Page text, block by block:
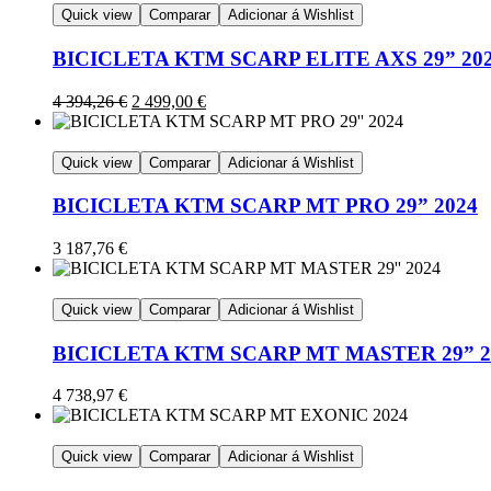
Quick view Comparar Adicionar á Wishlist
BICICLETA KTM SCARP ELITE AXS 29”
4 394,26€ 2 499,00 €
Quick view Comparar Adicionar á Wishlist
BICICLETA KTM SCARP MT PRO 29” 2024
3 187,76 €
Quick view Comparar Adicionar á Wishlist
BICICLETA KTM SCARP MT MASTER 29”
4 738,97 €
Quick view Comparar Adicionar á Wishlist